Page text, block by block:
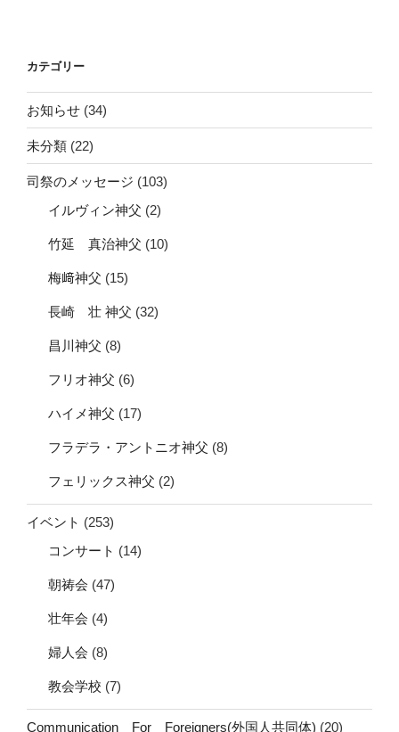
ョ
ン
カテゴリー
お知らせ (34)
未分類 (22)
司祭のメッセージ (103)
イルヴィン神父 (2)
竹延 真治神父 (10)
梅﨑神父 (15)
長崎 壮 神父 (32)
昌川神父 (8)
フリオ神父 (6)
ハイメ神父 (17)
フラデラ・アントニオ神父 (8)
フェリックス神父 (2)
イベント (253)
コンサート (14)
朝祷会 (47)
壮年会 (4)
婦人会 (8)
教会学校 (7)
Communication For Foreigners(外国人共同体) (20)